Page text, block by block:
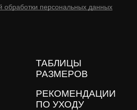
обработки персональных данных
ТАБЛИЦЫ
РАЗМЕРОВ
РЕКОМЕНДАЦИИ
ПО УХОДУ